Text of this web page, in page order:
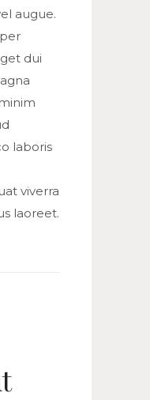
augue.
dui
laboris
viverra
laoreet.